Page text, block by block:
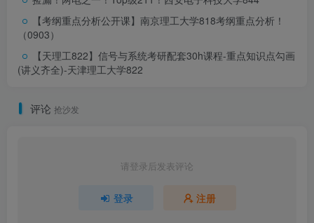
0 2
教材
【考纲重点分析公开课】南京理工大学818考纲重点分析！
（0903）
【天理工822】信号与系统考研配套30h课程-重点知识点勾画
(讲义齐全)-天津理工大学822
评论 抢沙发
请登录后发表评论
登录 注册